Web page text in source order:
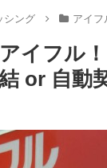
シング アイフ
イフル
or 自動